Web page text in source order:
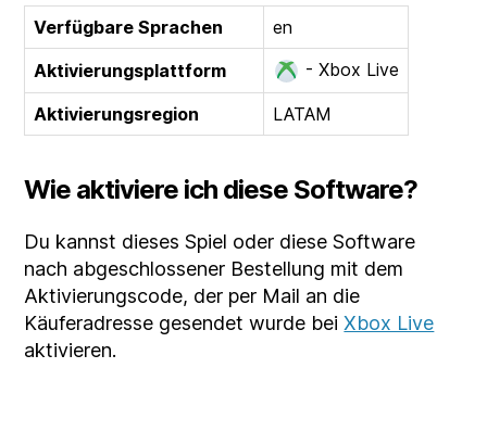
Verfügbare Sprachen
en
Aktivierungsplattform
- Xbox Live
Aktivierungsregion LATAM
Wie aktiviere ich diese Software?
Du kannst dieses Spiel oder diese Software
nach abgeschlossener Bestellung mit dem
Aktivierungscode, der per Mail an die
Käuferadresse gesendet wurde beiXbox Live
aktivieren.